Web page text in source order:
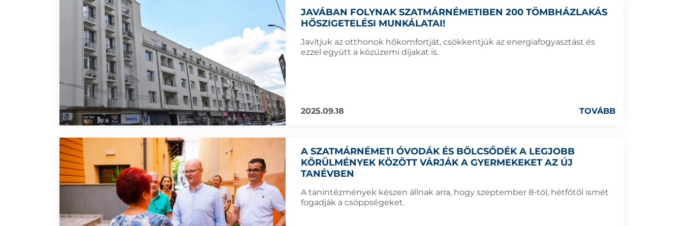
JAVÁBAN FOLYNAK SZATMÁRNÉMETIBEN 200 TÖMBHÁZLAKÁS
HŐSZIGETELÉSI MUNKÁLATAI!
Javítjuk az otthonok hőkomfortját, csökkentjük az energiafogyasztást és
ezzel együtt a közüzemi díjakat is.
2025.09.18 TOVÁBB
A SZATMÁRNÉMETI ÓVODÁK ÉS BÖLCSŐDÉK A LEGJOBB
KÖRÜLMÉNYEK KÖZÖTT VÁRJÁK A GYERMEKEKET AZ ÚJ
TANÉVBEN
A tanintézmények készen állnak arra, hogy szeptember 8-tól, hétfőtől ismét
fogadják a csöppségeket.